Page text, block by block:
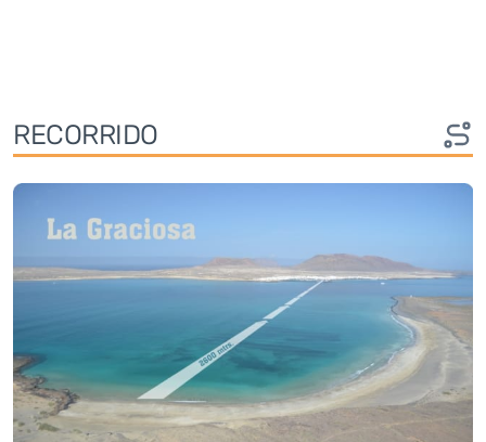
RECORRIDO